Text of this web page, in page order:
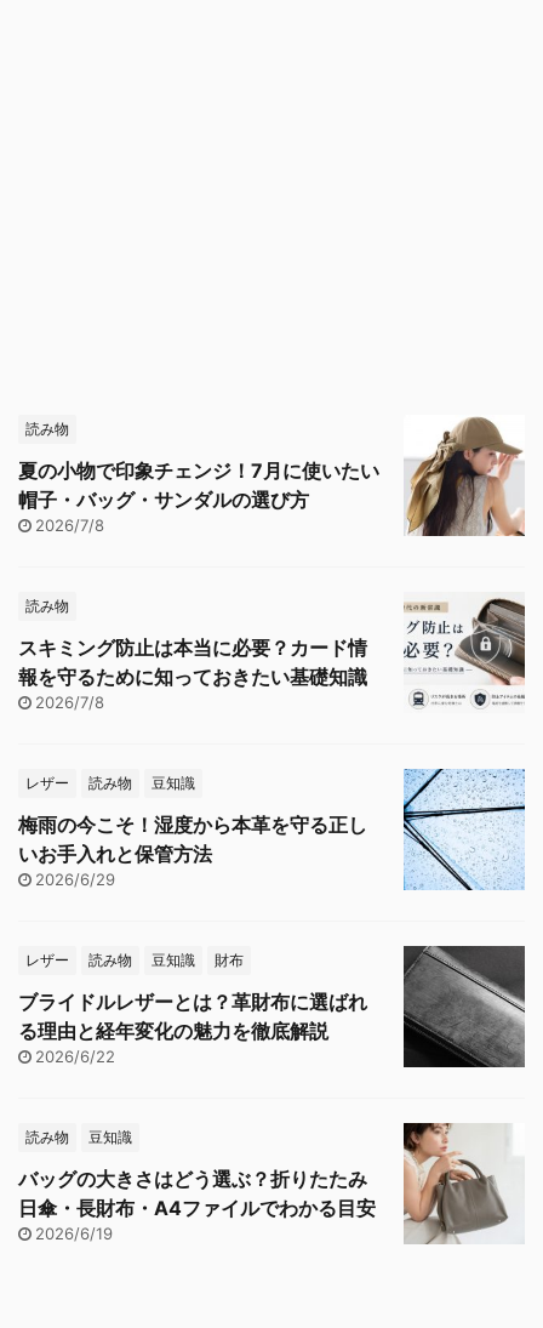
読み物
夏の小物で印象チェンジ！7月に使いたい
帽子・バッグ・サンダルの選び方
2026/7/8
読み物
スキミング防止は本当に必要？カード情
報を守るために知っておきたい基礎知識
2026/7/8
レザー 読み物 豆知識
梅雨の今こそ！湿度から本革を守る正し
いお手入れと保管方法
2026/6/29
レザー 読み物 豆知識 財布
ブライドルレザーとは？革財布に選ばれ
る理由と経年変化の魅力を徹底解説
2026/6/22
読み物 豆知識
バッグの大きさはどう選ぶ？折りたたみ
日傘・長財布・A4ファイルでわかる目安
2026/6/19